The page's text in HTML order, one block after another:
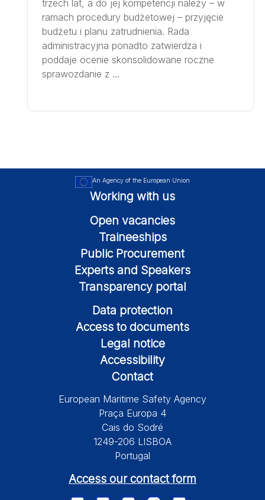
trzech lat, a do jej kompetencji należy – w
ramach procedury budżetowej – przyjęcie
budżetu i planu zatrudnienia. Rada
administracyjna ponadto zatwierdza i
poddaje ocenie skonsolidowane roczne
sprawozdanie z ...
An Agency of the European Union
Working with us
Open vacancies
Traineeships
Public Procurement
Experts and Speakers
Transparency portal
Data protection
Access to documents
Legal notice
Accessibility
Contact
European Maritime Safety Agency
Praça Europa 4
Cais do Sodré
1249-206 LISBOA
Portugal
Access our contact form